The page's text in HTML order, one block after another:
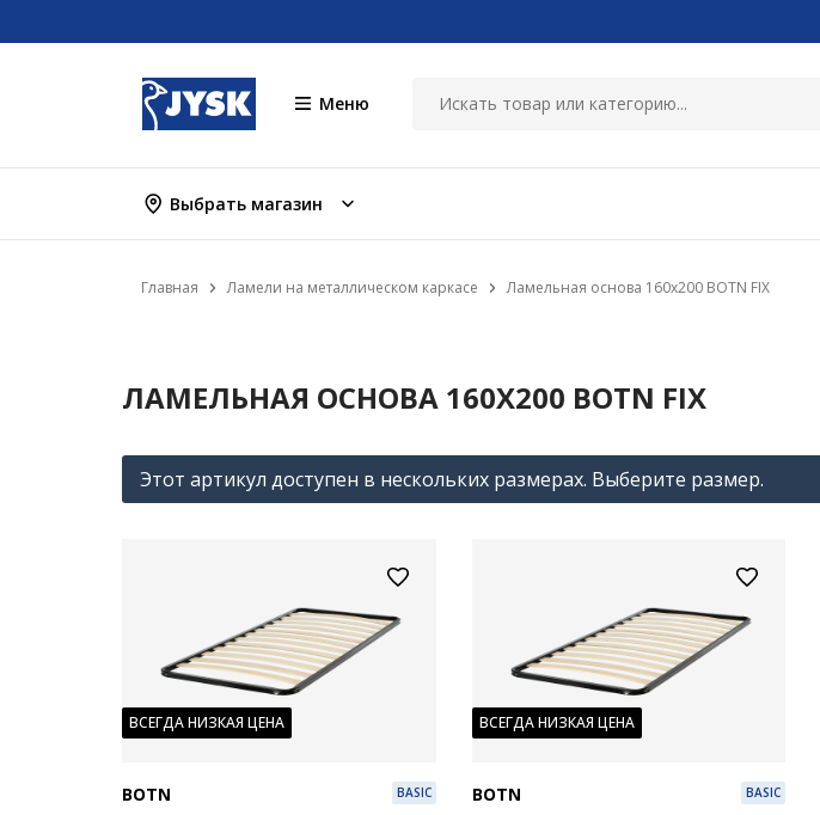
Меню
Выбрать магазин
Главная Ламели на металлическом каркасе Ламельная основа 160x200 BOTN FIX
ЛАМЕЛЬНАЯ ОСНОВА 160X200 BOTN FIX
Этот артикул доступен в нескольких размерах. Выберите размер.
ВСЕГДА НИЗКАЯ ЦЕНА
BOTN BASIC
ВСЕГДА НИЗКАЯ ЦЕНА
BOTN BASIC